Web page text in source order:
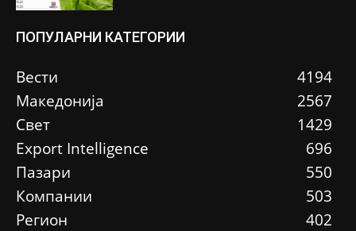
ПОПУЛАРНИ КАТЕГОРИИ
Вести
4194
Македонија
2567
Свет
1429
Еxport Intelligence
696
Пазари
550
Компании
503
Регион
402